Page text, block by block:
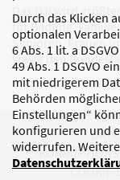
Durch das Klicken
optionalen
6 Abs. 1 lit. a
49 Abs. 1 DSGVO
mit niedrigerem
Behörden
Einstellungen“
konfigurieren und
widerrufen.
Das DJI wird
für Bildung, Familie,
Senioren, Frauen
sowie den
COOKIE-